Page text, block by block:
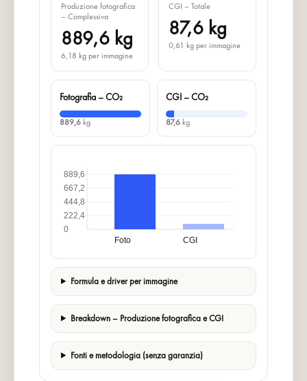
Produzione fotografica
– Complessiva
889,6 kg
6,18 kg per immagine
CGI – Totale
87,6 kg
0,61 kg per immagine
Fotografia – CO₂
889,6kg
CGI – CO₂
87,6kg
Formula e driver per immagine
Breakdown – Produzione fotografica e CGI
Fonti e metodologia (senza garanzia)